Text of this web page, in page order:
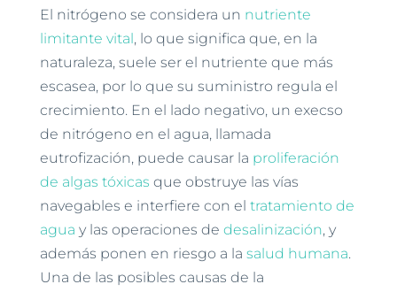
El nitrógeno se considera un nutriente
limitante vital , lo que significa que, en la
naturaleza, suele ser el nutriente que más
escasea, por lo que su suministro regula el
crecimiento. En el lado negativo, un execso
de nitrógeno en el agua, llamada
eutrofización, puede causar la proliferación
de algas tóxicas que obstruye las vías
navegables e interfiere con el tratamiento de
agua y las operaciones de desalinización, y
además ponen en riesgo a la salud humana.
Una de las posibles causas de la